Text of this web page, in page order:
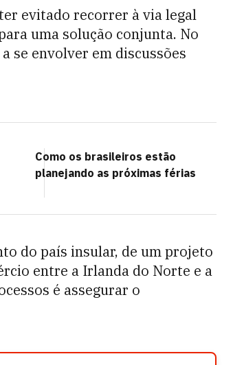
evitado recorrer à via legal
uma solução conjunta. No
se envolver em discussões
Como os brasileiros estão
planejando as próximas férias
do país insular, de um projeto
entre a Irlanda do Norte e a
é assegurar o